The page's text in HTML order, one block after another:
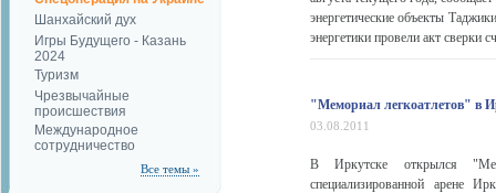
Шанхайский дух
Игры Будущего - Казань
2024
Туризм
Чрезвычайные
происшествия
Международное
сотрудничество
Все темы »
энергетические объекты
энергетики провели акт сверки
"Мемориал легкоатлетов" в
03.08.2011
В Иркутске открылся
специализированной арене